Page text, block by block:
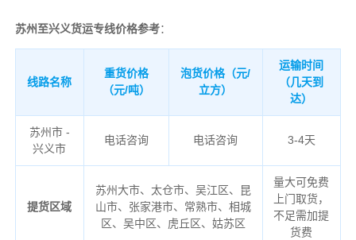
苏州至兴义货运专线价格参考：
线路名称
重货价格
（元/吨）
泡货价格（元/
立方）
运输时间
（几天到
达）
苏州市 -
兴义市
电话咨询 电话咨询 3-4天
提货区域
苏州大市、太仓市、吴江区、昆
山市、张家港市、常熟市、相城
区、吴中区、虎丘区、姑苏区
量大可免费
上门取货，
不足需加提
货费